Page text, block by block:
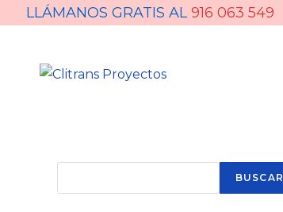
LLÁMANOS GRATIS AL916 063 549
BUSCAR